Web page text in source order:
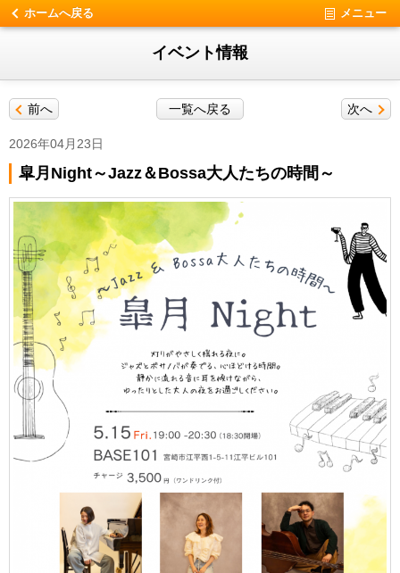
ホームへ戻る メニュー
イベント情報
次へ
前へ 一覧へ戻る
2026年04月23日
皐月Night～Jazz＆Bossa大人たちの時間～